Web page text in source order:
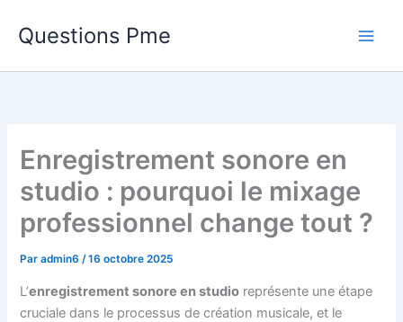
Questions Pme
Enregistrement sonore en
studio : pourquoi le mixage
professionnel change tout ?
Paradmin6/16 octobre 2025
L’enregistrement sonore en studio représente une étape
cruciale dans le processus de création musicale, et le